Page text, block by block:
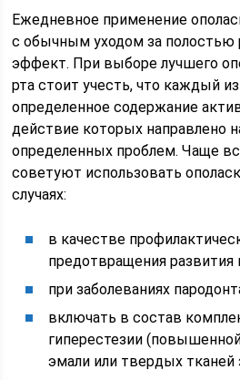
Ежедневное применение
с обычным уходом за полостью
эффект. При выборе лучшего
рта стоит учесть, что каждый
определенное содержание
действие которых направлено
определенных проблем. Чаще
советуют использовать
случаях:
в качестве
предотвращения развития
при заболеваниях
включать в состав
гиперестезии
эмали или твердых тканей